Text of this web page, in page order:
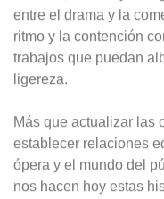
entre el drama y la
ritmo y la contención
trabajos que puedan
ligereza.
Más que actualizar las
establecer relaciones
ópera y el mundo del
nos hacen hoy estas